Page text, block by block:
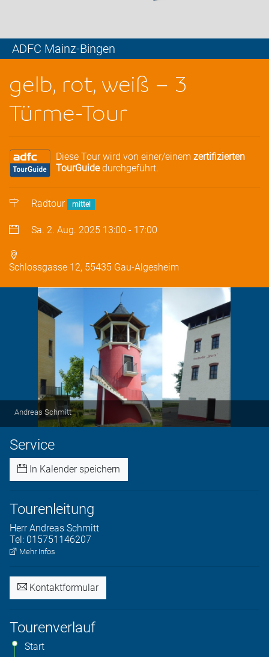
ADFC Mainz-Bingen
gelb, rot, weiß – 3
Türme-Tour
Diese Tour wird von einer/einem zertifizierten
TourGuidedurchgeführt.
Radtour mittel
Sa. 2. Aug. 2025 13:00 - 17:00
Schlossgasse 12, 55435 Gau-Algesheim
Andreas Schmitt
Service
In Kalender speichern
Tourenleitung
Herr Andreas Schmitt
Tel: 015751146207
Mehr Infos
Kontaktformular
Tourenverlauf
Start